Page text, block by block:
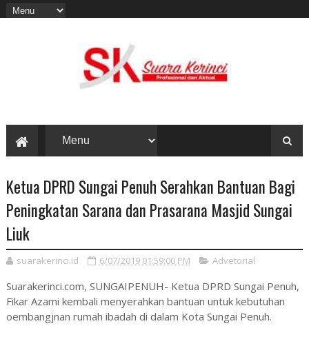
Ketua DPRD Sungai Penuh Serahkan Bantuan Bagi
Peningkatan Sarana dan Prasarana Masjid Sungai
Liuk
suarakerinci.id 6/07/2019 01:59:00 PM Advetorial
Suarakerinci.com, SUNGAIPENUH- Ketua DPRD Sungai Penuh,
Fikar Azami kembali menyerahkan bantuan untuk kebutuhan
oembangjnan rumah ibadah di dalam Kota Sungai Penuh.